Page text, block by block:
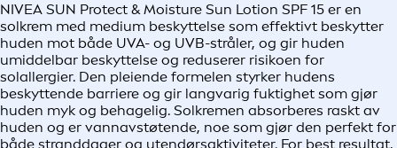
NIVEA SUN Protect & Moisture Sun Lotion SPF 15 er en
solkrem med medium beskyttelse som effektivt beskytter
huden mot både UVA- og UVB-stråler, og gir huden
umiddelbar beskyttelse og reduserer risikoen for
solallergier. Den pleiende formelen styrker hudens
beskyttende barriere og gir langvarig fuktighet som gjør
huden myk og behagelig. Solkremen absorberes raskt av
huden og er vannavstøtende, noe som gjør den perfekt for
både stranddager og utendørsaktiviteter. For best resultat,